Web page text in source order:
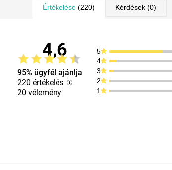
Értékelése (220) Kérdések (0)
4,6
95% ügyfél ajánlja
220 értékelés
20 vélemény
5
4
3
2
1